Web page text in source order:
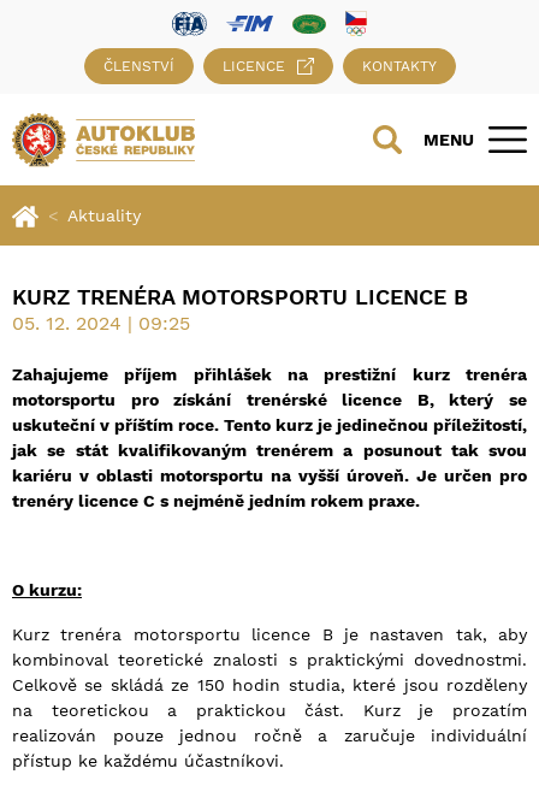
ČLENSTVÍ LICENCE KONTAKTY
MENU
Aktuality
KURZ TRENÉRA MOTORSPORTU LICENCE B
05. 12. 2024 | 09:25
Zahajujeme příjem přihlášek na prestižní kurz trenéra
motorsportu pro získání trenérské licence B, který se
uskuteční v příštím roce. Tento kurz je jedinečnou příležitostí,
jak se stát kvalifikovaným trenérem a posunout tak svou
kariéru v oblasti motorsportu na vyšší úroveň. Je určen pro
trenéry licence C s nejméně jedním rokem praxe.
O kurzu:
Kurz trenéra motorsportu licence B je nastaven tak, aby
kombinoval teoretické znalosti s praktickými dovednostmi.
Celkově se skládá ze 150 hodin studia, které jsou rozděleny
na teoretickou a praktickou část. Kurz je prozatím
realizován pouze jednou ročně a zaručuje individuální
přístup ke každému účastníkovi.